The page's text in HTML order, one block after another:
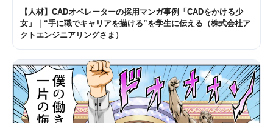
【人材】CADオペレーターの採用マンガ事例「CADをかける少
女」｜“手に職でキャリアを描ける”を学生に伝える（株式会社ア
クトエンジニアリングさま）